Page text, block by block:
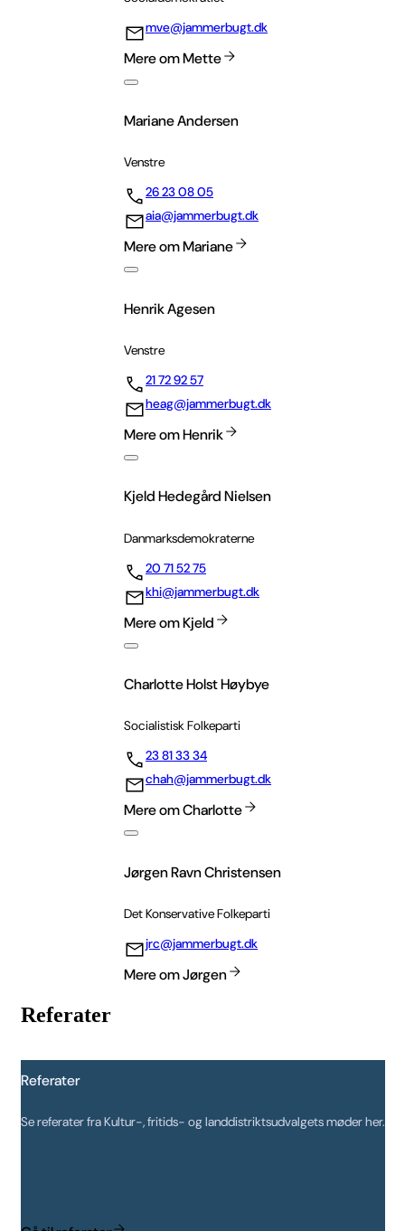
mve@jammerbugt.dk
Mere om Mette
Mariane Andersen
Venstre
26 23 08 05
aia@jammerbugt.dk
Mere om Mariane
Henrik Agesen
Venstre
21 72 92 57
heag@jammerbugt.dk
Mere om Henrik
Kjeld Hedegård Nielsen
Danmarksdemokraterne
20 71 52 75
khi@jammerbugt.dk
Mere om Kjeld
Charlotte Holst Høybye
Socialistisk Folkeparti
23 81 33 34
chah@jammerbugt.dk
Mere om Charlotte
Jørgen Ravn Christensen
Det Konservative Folkeparti
jrc@jammerbugt.dk
Mere om Jørgen
Referater
Referater
Se referater fra Kultur-, fritids- og landdistriktsudvalgets møder her.